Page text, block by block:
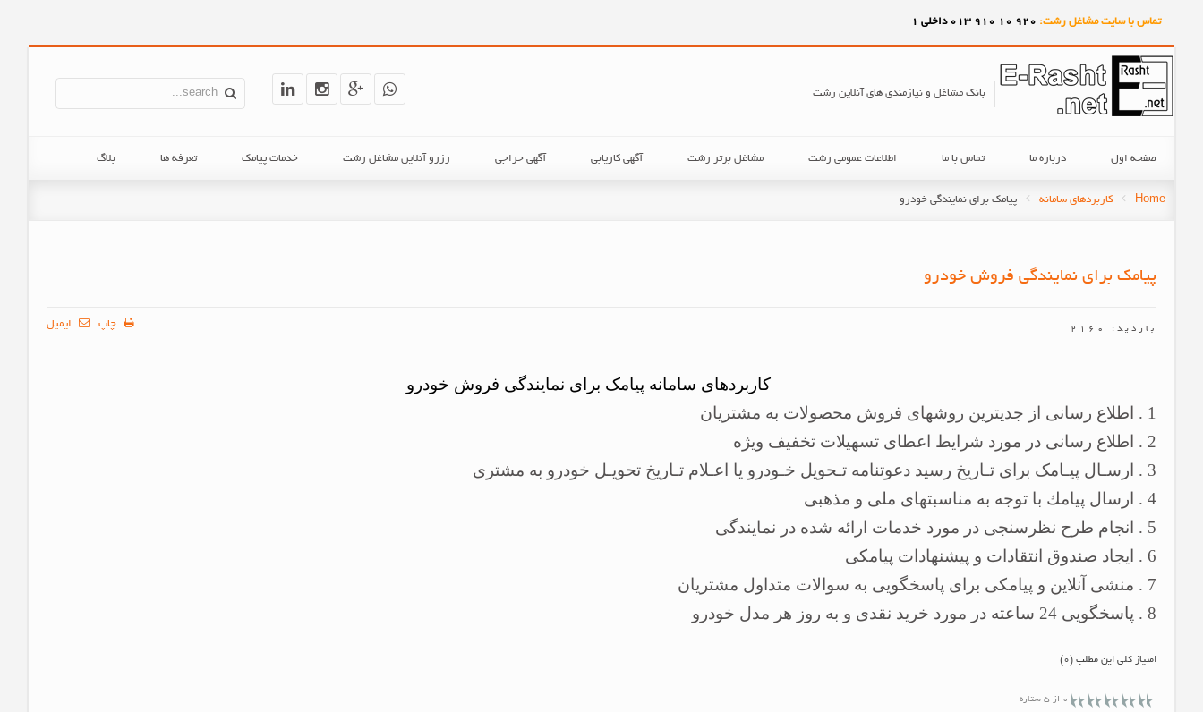
تماس با سایت مشاغل رشت: 920
10
910 013 داخلی 1
بانک مشاغل و نیازمندی های آنلاین رشت
صفحه اول درباره ما تماس با ما اطلاعات عمومی رشت مشاغل برتر رشت آگهی کاریابی آگهی حراجی رزرو آنلاین مشاغل رشت خدمات پیامک تعرفه ها بلاگ
Home کاربردهای سامانه پیامک برای نمایندگی خودرو
پیامک برای نمایندگی فروش خودرو
ایمیل چاپ بازدید: 2160
کاربردهای سامانه پیامک برای نمایندگی فروش خودرو
1 . اطلاع رسانی از جدیترین روشهای فروش محصولات به مشتریان
2 . اطلاع رسانی در مورد شرایط اعطای تسهیلات تخفیف ویژه
3 . ارسـال پیـامک برای تـاریخ رسید دعوتنامه تـحویل خـودرو یا اعـلام تـاریخ تحویـل خودرو به مشتری
4 . ارسال پیامك با توجه به مناسبتهای ملی و مذهبی
5 . انجام طرح نظرسنجی در مورد خدمات ارائه شده در نمایندگی
6 . ایجاد صندوق انتقادات و پیشنهادات پیامكی
7 . منشی آنلاین و پیامكی برای پاسخگویی به سوالات متداول مشتریان
8 . پاسخگویی 24 ساعته در مورد خرید نقدی و به روز هر مدل خودرو
امتیاز کلی این مطلب (0)
0 از 5 ستاره